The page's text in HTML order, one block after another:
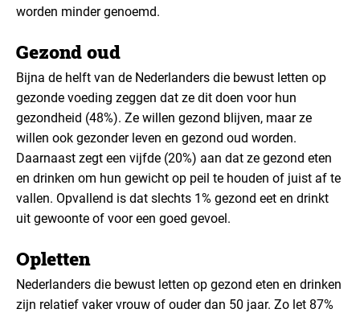
worden minder genoemd.
Gezond oud
Bijna de helft van de Nederlanders die bewust letten op
gezonde voeding zeggen dat ze dit doen voor hun
gezondheid (48%). Ze willen gezond blijven, maar ze
willen ook gezonder leven en gezond oud worden.
Daarnaast zegt een vijfde (20%) aan dat ze gezond eten
en drinken om hun gewicht op peil te houden of juist af te
vallen. Opvallend is dat slechts 1% gezond eet en drinkt
uit gewoonte of voor een goed gevoel.
Opletten
Nederlanders die bewust letten op gezond eten en drinken
zijn relatief vaker vrouw of ouder dan 50 jaar. Zo let 87%